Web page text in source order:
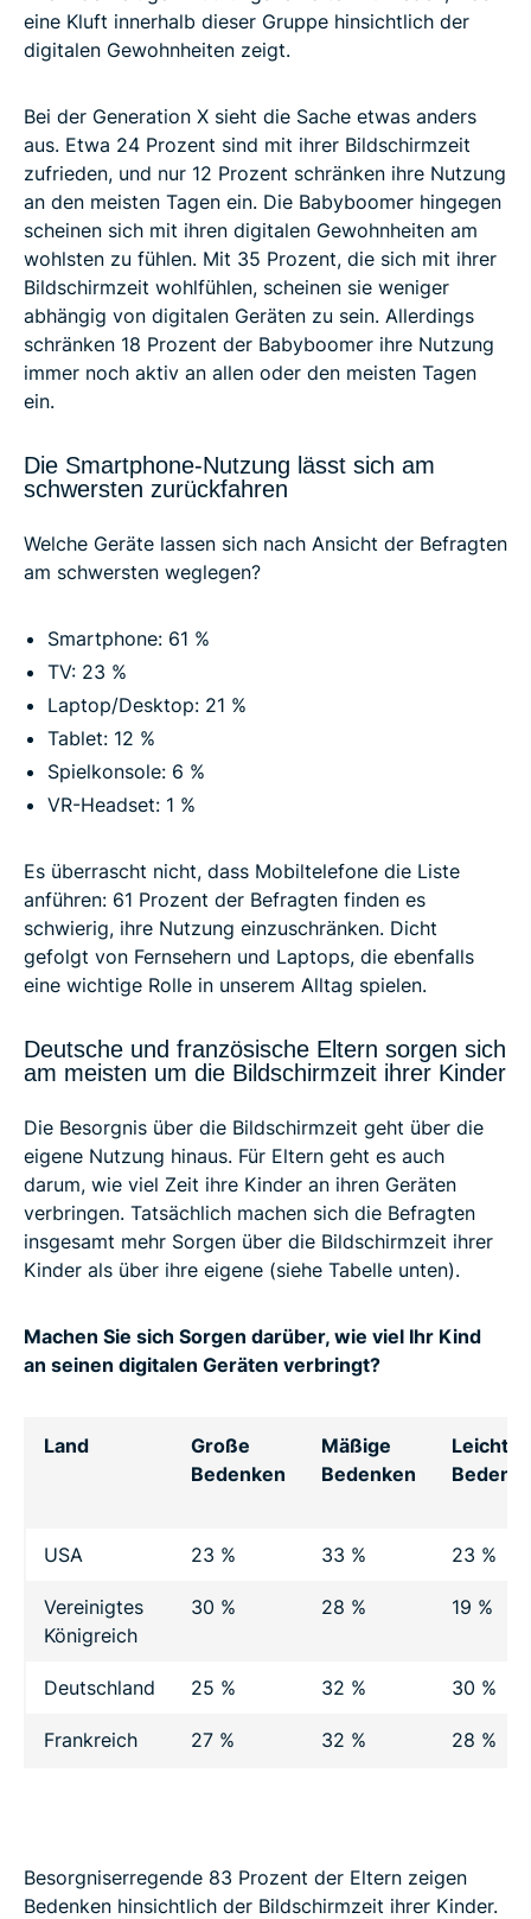
eine Kluft innerhalb dieser Gruppe hinsichtlich der
digitalen Gewohnheiten zeigt.
Bei der Generation X sieht die Sache etwas anders
aus. Etwa 24 Prozent sind mit ihrer Bildschirmzeit
zufrieden, und nur 12 Prozent schränken ihre Nutzung
an den meisten Tagen ein. Die Babyboomer hingegen
scheinen sich mit ihren digitalen Gewohnheiten am
wohlsten zu fühlen. Mit 35 Prozent, die sich mit ihrer
Bildschirmzeit wohlfühlen, scheinen sie weniger
abhängig von digitalen Geräten zu sein. Allerdings
schränken 18 Prozent der Babyboomer ihre Nutzung
immer noch aktiv an allen oder den meisten Tagen
ein.
Die Smartphone-Nutzung lässt sich am
schwersten zurückfahren
Welche Geräte lassen sich nach Ansicht der Befragten
am schwersten weglegen?
Smartphone: 61 %
TV: 23 %
Laptop/Desktop: 21 %
Tablet: 12 %
Spielkonsole: 6 %
VR-Headset: 1 %
Es überrascht nicht, dass Mobiltelefone die Liste
anführen: 61 Prozent der Befragten finden es
schwierig, ihre Nutzung einzuschränken. Dicht
gefolgt von Fernsehern und Laptops, die ebenfalls
eine wichtige Rolle in unserem Alltag spielen.
Deutsche und französische Eltern sorgen sich
am meisten um die Bildschirmzeit ihrer Kinder
Die Besorgnis über die Bildschirmzeit geht über die
eigene Nutzung hinaus. Für Eltern geht es auch
darum, wie viel Zeit ihre Kinder an ihren Geräten
verbringen. Tatsächlich machen sich die Befragten
insgesamt mehr Sorgen über die Bildschirmzeit ihrer
Kinder als über ihre eigene (siehe Tabelle unten).
Machen Sie sich Sorgen darüber, wie viel Ihr Kind
an seinen digitalen Geräten verbringt?
Land
Große
Bedenken
Mäßige
Bedenken
Leichte
USA 23 % 33 % 23 %
Vereinigtes
Königreich
30 % 28 % 19 %
Deutschland 25 % 32 % 30 %
Frankreich 27 % 32 % 28 %
Besorgniserregende 83 Prozent der Eltern zeigen
Bedenken hinsichtlich der Bildschirmzeit ihrer Kinder.